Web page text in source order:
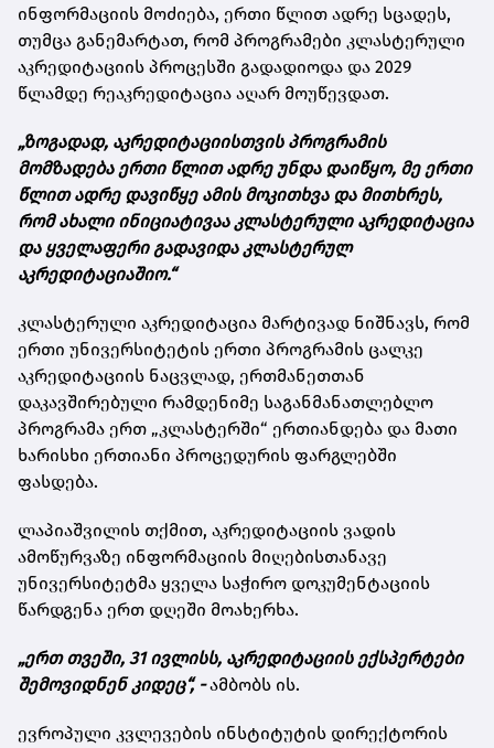
ინფორმაციის მოძიება, ერთი წლით ადრე სცადეს,
თუმცა განემარტათ, რომ პროგრამები კლასტერული
აკრედიტაციის პროცესში გადადიოდა და 2029
წლამდე რეაკრედიტაცია აღარ მოუწევდათ.
„ზოგადად, აკრედიტაციისთვის პროგრამის
მომზადება ერთი წლით ადრე უნდა დაიწყო, მე ერთი
წლით ადრე დავიწყე ამის მოკითხვა და მითხრეს,
რომ ახალი ინიციატივაა კლასტერული აკრედიტაცია
და ყველაფერი გადავიდა კლასტერულ
აკრედიტაციაშიო.“
კლასტერული აკრედიტაცია მარტივად ნიშნავს, რომ
ერთი უნივერსიტეტის ერთი პროგრამის ცალკე
აკრედიტაციის ნაცვლად, ერთმანეთთან
დაკავშირებული რამდენიმე საგანმანათლებლო
პროგრამა ერთ „კლასტერში“ ერთიანდება და მათი
ხარისხი ერთიანი პროცედურის ფარგლებში
ფასდება.
ლაპიაშვილის თქმით, აკრედიტაციის ვადის
ამოწურვაზე ინფორმაციის მიღებისთანავე
უნივერსიტეტმა ყველა საჭირო დოკუმენტაციის
წარდგენა ერთ დღეში მოახერხა.
„ერთ თვეში, 31 ივლისს, აკრედიტაციის ექსპერტები
შემოვიდნენ კიდეც“, - ამბობს ის.
ევროპული კვლევების ინსტიტუტის დირექტორის